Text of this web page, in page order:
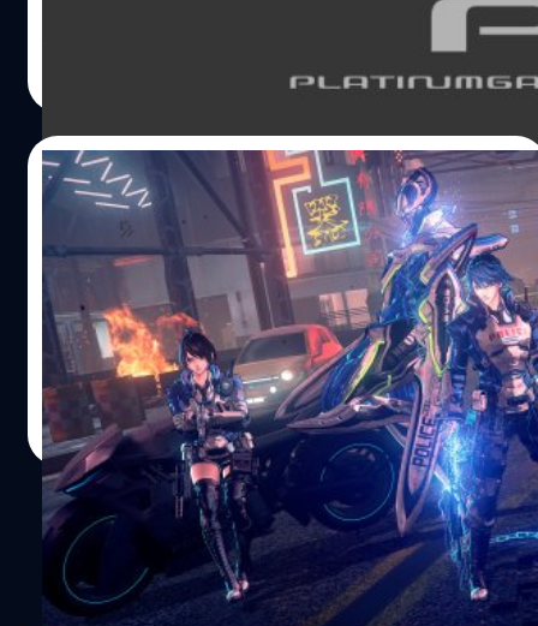
14/02/2019
Nintendo จับมือ Platinum Games เปิดตัว
เกมใหม่ “Astral Chain”
Nintendo จับมือ Platinum Games เปิดตัวเกมใหม่ "Astral
Chain"
จีรนาถ เรืองทรัพย์| 2730 days ago
Read More